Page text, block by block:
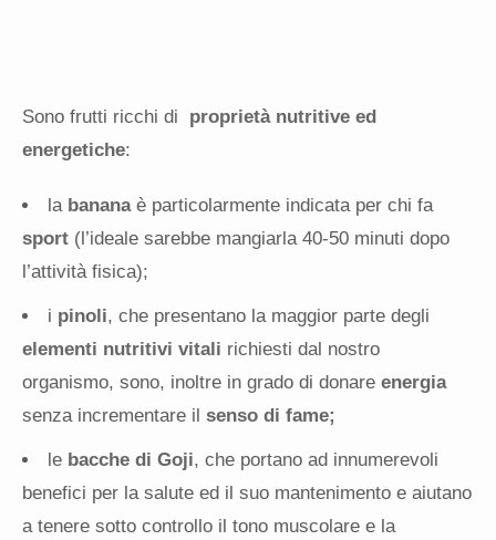
Sono frutti ricchi di proprietà nutritive ed
energetiche:
la bananaè particolarmente indicata per chi fa
sport (l’ideale sarebbe mangiarla 40-50 minuti dopo
l’attività fisica);
i pinoli, che presentano la maggior parte degli
elementi nutritivi vitali richiesti dal nostro
organismo, sono, inoltre in grado di donare energia
senza incrementare il senso di fame;
le bacche di Goji, che portano ad innumerevoli
benefici per la salute ed il suo mantenimento e aiutano
a tenere sotto controllo il tono muscolare e la